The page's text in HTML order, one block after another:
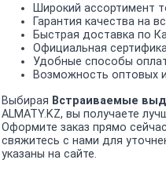
Широкий ассортимент
Гарантия качества на
Быстрая доставка по
Официальная
Удобные способы
Возможность оптовых
Выбирая Встраиваемые
ALMATY.KZ, вы получаете
Оформите заказ прямо
свяжитесь с нами для
указаны на сайте.